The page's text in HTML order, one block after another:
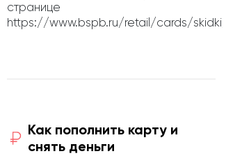
странице
https://www.bspb.ru/retail/cards/
Как пополнить карту и
снять деньги